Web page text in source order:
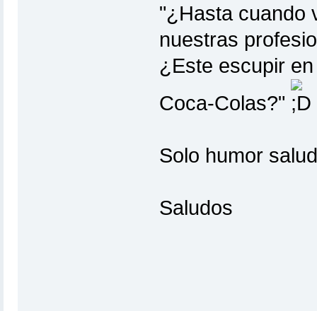
"¿Hasta cuando
nuestras
¿Este escupir
Coca-Colas?"
Solo humor
Saludos